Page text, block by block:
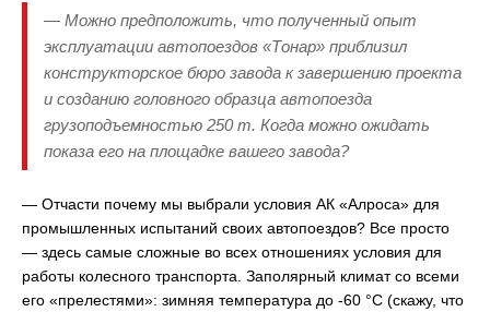
— Можно предположить, что полученный опыт
эксплуатации автопоездов «Тонар» приблизил
конструкторское бюро завода к завершению проекта
и созданию головного образца автопоезда
грузоподъемностью 250 т. Когда можно ожидать
показа его на площадке вашего завода?
— Отчасти почему мы выбрали условия АК «Алроса» для
промышленных испытаний своих автопоездов? Все просто
— здесь самые сложные во всех отношениях условия для
работы колесного транспорта. Заполярный климат со всеми
его «прелестями»: зимняя температура до -60 °С (скажу, что